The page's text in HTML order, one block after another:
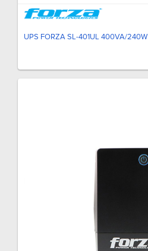
UPS FORZA SL-401UL 400VA/240W